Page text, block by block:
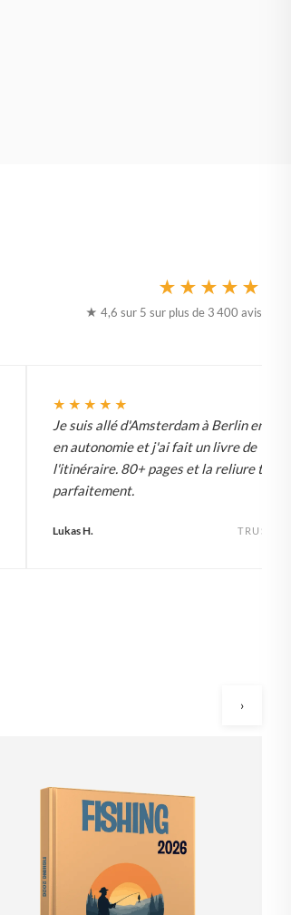
★★★★★
★ 4,6 sur 5 sur plus de 3 400 avis
★★★★★
Je suis allé d'Amsterdam à Berlin en
en autonomie et j'ai fait un livre de
l'itinéraire. 80+ pages et la reliure tient
parfaitement.
Lukas H.
›